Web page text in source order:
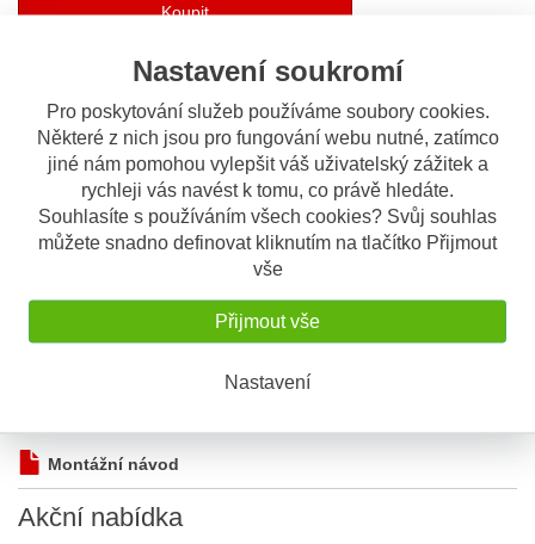
Nastavení soukromí
Pro poskytování služeb používáme soubory cookies.
Některé z nich jsou pro fungování webu nutné, zatímco
jiné nám pomohou vylepšit váš uživatelský zážitek a
rychleji vás navést k tomu, co právě hledáte.
Souhlasíte s používáním všech cookies? Svůj souhlas
můžete snadno definovat kliknutím na tlačítko Přijmout
vše
Přijmout vše
Nastavení
Koupit
Popis Odeslat dotaz
Popis výrobku
Padací rám SW-Motech pro Yamaha
XT 660 Z Ténéré (08-)
barva černá prášková
průměr trubky 22 mm
Montážní návod
Akční nabídka